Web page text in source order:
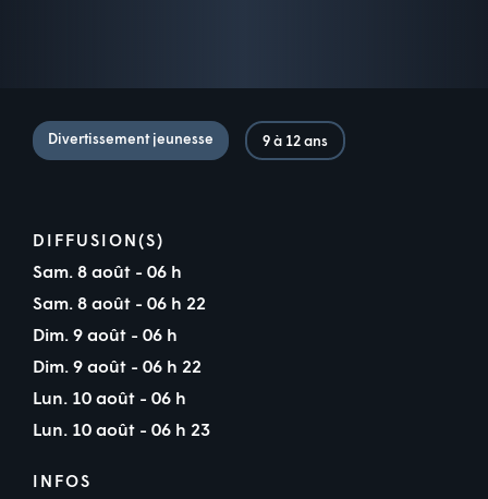
Divertissement jeunesse 9 à 12 ans
DIFFUSION(S)
Sam. 8 août - 06 h
Sam. 8 août - 06 h 22
Dim. 9 août - 06 h
Dim. 9 août - 06 h 22
Lun. 10 août - 06 h
Lun. 10 août - 06 h 23
INFOS